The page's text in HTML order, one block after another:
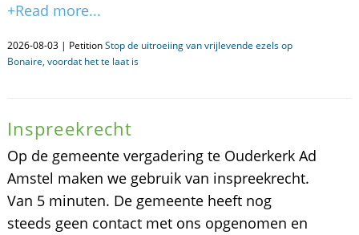
+Read more...
2026-08-03 | PetitionStop de uitroeiing van vrijlevende ezels op
Bonaire, voordat het te laat is
Inspreekrecht
Op de gemeente vergadering te Ouderkerk Ad
Amstel maken we gebruik van inspreekrecht.
Van 5 minuten. De gemeente heeft nog
steeds geen contact met ons opgenomen en